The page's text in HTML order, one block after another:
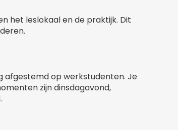
het leslokaal en de praktijk. Dit
afgestemd op werkstudenten. Je
zijn dinsdagavond,